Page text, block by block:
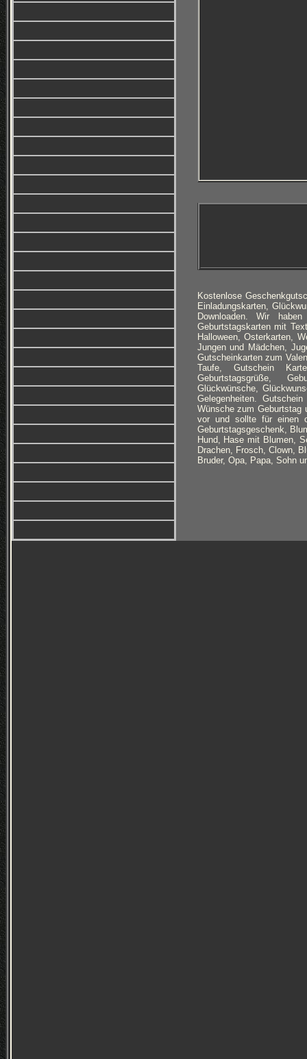
Kostenlose
Einladungskarten,
Downloaden. Wir
Geburtstagskarten mit
Halloween, Osterkarten,
Jungen und Mädchen,
Gutscheinkarten zum
Taufe, Gutschein
Geburtstagsgrüße,
Glückwünsche,
Gelegenheiten.
Wünsche zum Geburtstag
vor und sollte für einen
Geburtstagsgeschenk,
Hund, Hase mit Blumen,
Drachen, Frosch, Clown,
Bruder, Opa, Papa, Sohn